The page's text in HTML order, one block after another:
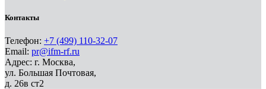
Контакты
Телефон: +7 (499) 110-32-07
Email: pr@ifm-rf.ru
Адрес: г. Москва,
ул. Большая Почтовая,
д. 26в ст2